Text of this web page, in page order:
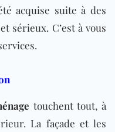
acquise suite à des
sérieux. C’est à vous
touchent tout, à
La façade et les